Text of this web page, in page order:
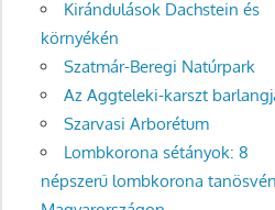
Kirándulások Dachstein és
környékén
Szatmár-Beregi Natúrpark
Az Aggteleki-karszt
Szarvasi Arborétum
Lombkorona sétányok: 8
népszerű lombkorona